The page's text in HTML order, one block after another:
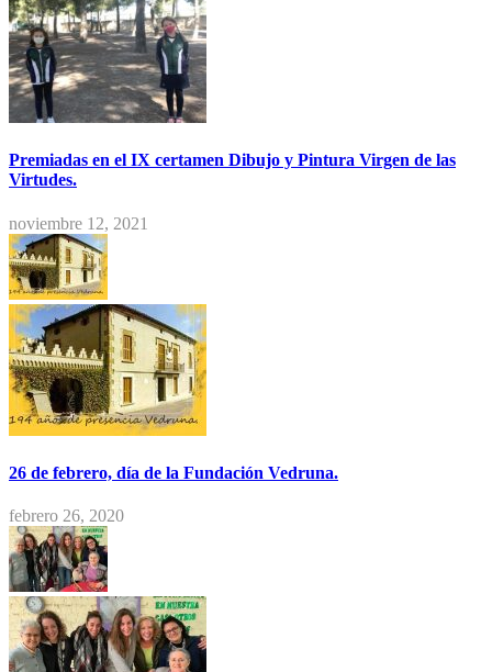
Premiadas en el IX certamen Dibujo y Pintura Virgen de las
Virtudes.
noviembre 12, 2021
26 de febrero, día de la Fundación Vedruna.
febrero 26, 2020